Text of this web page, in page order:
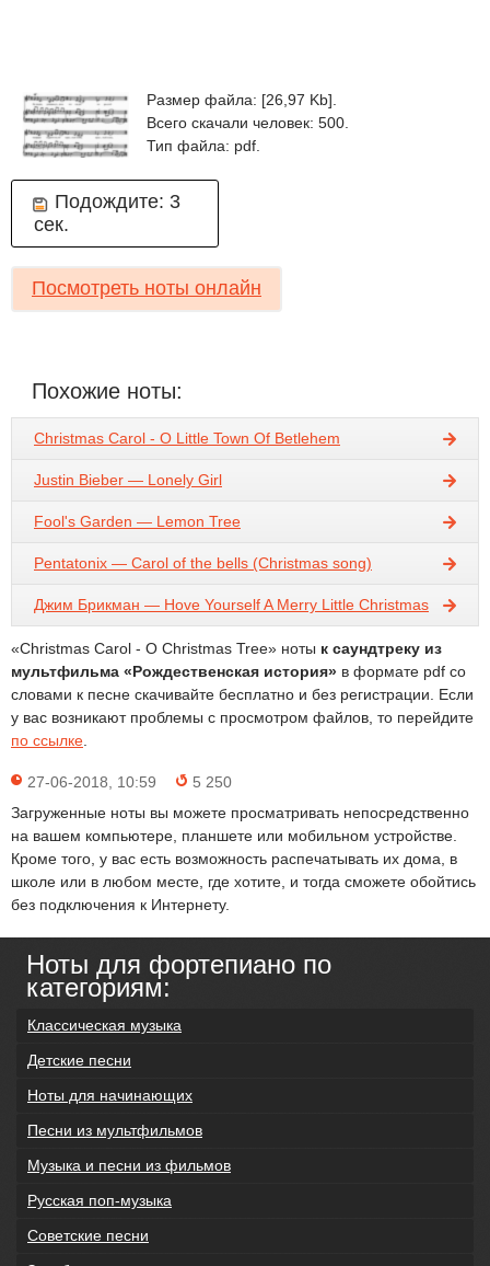
Размер файла: [26,97 Kb].
Всего скачали человек: 500.
Тип файла: pdf.
Подождите: 3
сек.
Посмотреть ноты онлайн
Похожие ноты:
Christmas Carol - O Little Town Of Betlehem
Justin Bieber — Lonely Girl
Fool's Garden — Lemon Tree
Pentatonix — Carol of the bells (Christmas song)
Джим Брикман — Hove Yourself A Merry Little Christmas
«Christmas Carol - O Christmas Tree» ноты к саундтреку из
мультфильма «Рождественская история» в формате pdf со
словами к песне скачивайте бесплатно и без регистрации. Если
у вас возникают проблемы с просмотром файлов, то перейдите
по ссылке
27-06-2018, 10:59
5 250
Загруженные ноты вы можете просматривать непосредственно
на вашем компьютере, планшете или мобильном устройстве.
Кроме того, у вас есть возможность распечатывать их дома, в
школе или в любом месте, где хотите, и тогда сможете обойтись
без подключения к Интернету.
Ноты для фортепиано по
категориям:
Классическая музыка
Детские песни
Ноты для начинающих
Песни из мультфильмов
Музыка и песни из фильмов
Русская поп-музыка
Советские песни